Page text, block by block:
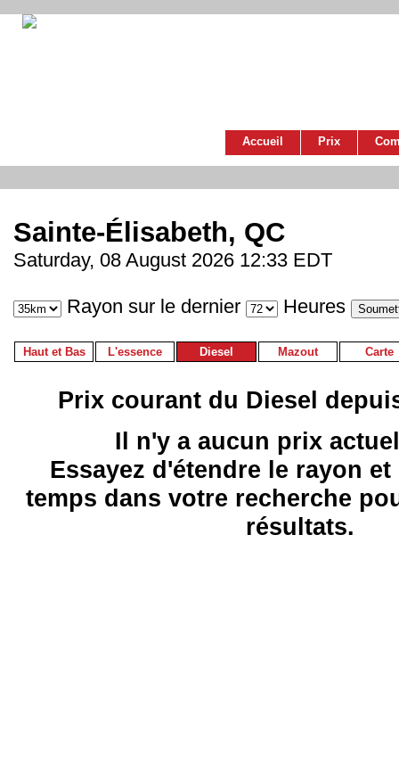
Accueil Prix
Sainte-Élisabeth, QC
Saturday, 08 August 2026 12:33 EDT
Rayon sur le dernier Heures
Haut et Bas L'essence Diesel Mazout Carte
Prix courant du Diesel
Il n'y a aucun prix
Essayez d'étendre le rayon
temps dans votre recherche
résultats.